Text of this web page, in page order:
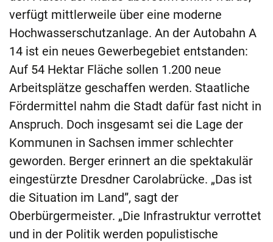
verfügt mittlerweile über eine moderne
Hochwasserschutzanlage. An der Autobahn A
14 ist ein neues Gewerbegebiet entstanden:
Auf 54 Hektar Fläche sollen 1.200 neue
Arbeitsplätze geschaffen werden. Staatliche
Fördermittel nahm die Stadt dafür fast nicht in
Anspruch. Doch insgesamt sei die Lage der
Kommunen in Sachsen immer schlechter
geworden. Berger erinnert an die spektakulär
eingestürzte Dresdner Carolabrücke. „Das ist
die Situation im Land”, sagt der
Oberbürgermeister. „Die Infrastruktur verrottet
und in der Politik werden populistische